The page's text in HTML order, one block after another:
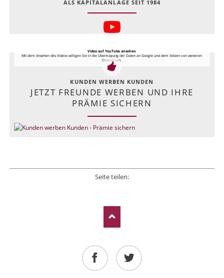
ALS KAPITALANLAGE SEIT 1984
Video auf YouTube ansehen
Mit dem Ansehen des Videos willigen Sie in die Übertragung der Daten an Google und dem Setzen von weiteren
Cookies ein.
KUNDEN WERBEN KUNDEN
JETZT FREUNDE WERBEN UND IHRE
PRÄMIE SICHERN
Seite teilen: